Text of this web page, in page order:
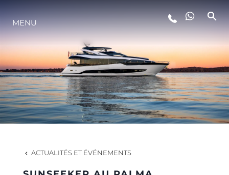
STYLE DE VIE
L'INNOVATION
LA SOCIÉTÉ
NOTRE ÉQUIPE
MENU
ACTUALITÉS ET ÉVÉNEMENTS